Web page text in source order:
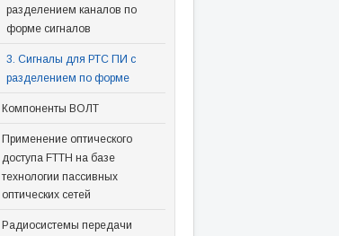
разделением каналов по
форме сигналов
3. Сигналы для РТС ПИ с
разделением по форме
Компоненты ВОЛТ
Применение оптического
доступа FTTH на базе
технологии пассивных
оптических сетей
Радиосистемы передачи